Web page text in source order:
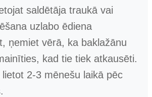
saldētāja traukā vai
uzlabo ēdiena
ņemiet vērā, ka baklažānu
kad tie tiek atkausēti.
2-3 mēnešu laikā pēc